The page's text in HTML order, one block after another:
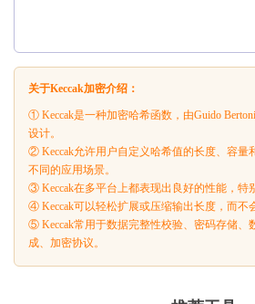
关于Keccak加密介绍：
① Keccak是一种加密哈希函数，由Guido Bertoni
设计。
② Keccak允许用户自定义哈希值的长度、容量
不同的应用场景。
③ Keccak在多平台上都表现出良好的性能，特
④ Keccak可以轻松扩展或压缩输出长度，而不
⑤ Keccak常用于数据完整性校验、密码存储、
成、加密协议。